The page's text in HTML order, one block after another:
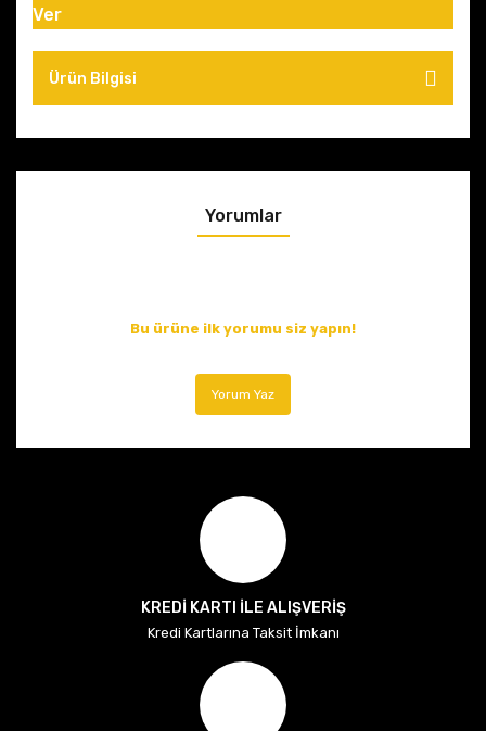
Ver
Ürün Bilgisi
Yorumlar
Bu ürüne ilk yorumu siz yapın!
Yorum Yaz
KREDİ KARTI İLE ALIŞVERİŞ
Kredi Kartlarına Taksit İmkanı